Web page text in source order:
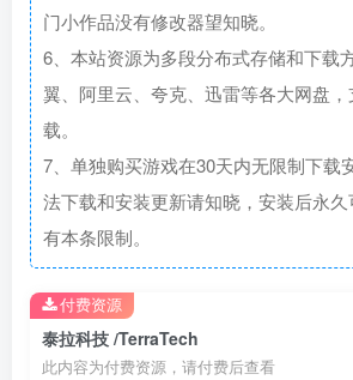
门小作品没有修改器望知晓。
6、本站资源为多段分布式存储和下载
翼、阿里云、夸克、迅雷等各大网盘
载。
7、单独购买游戏在30天内无限制下载
法下载和安装更新请知晓，安装后永
有本条限制。
泰拉科技 /TerraTech
此内容为付费资源，请付费后查看
付费资源